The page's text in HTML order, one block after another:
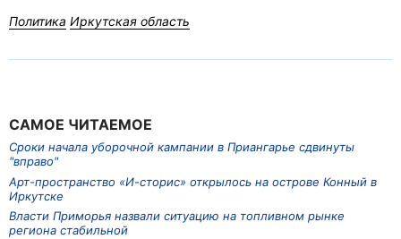
Политика Иркутская область
САМОЕ ЧИТАЕМОЕ
Сроки начала уборочной кампании в Приангарье сдвинуты
"вправо"
Арт-пространство «И-сторис» открылось на острове Конный в
Иркутске
Власти Приморья назвали ситуацию на топливном рынке
региона стабильной